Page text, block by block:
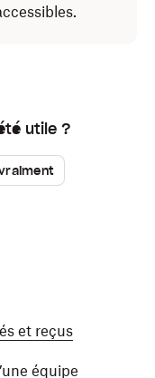
utile ?
et reçus
équipe